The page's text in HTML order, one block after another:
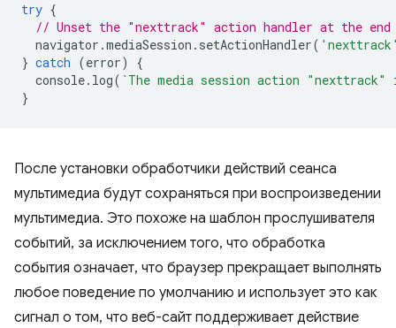
try {
// Unset the "nexttrack" action handler at the
navigator .mediaSession . setActionHandler(
} catch (error)
{
console. log( `The media session action
}
После установки обработчики действий сеанса
мультимедиа будут сохраняться при воспроизведении
мультимедиа. Это похоже на шаблон прослушивателя
событий, за исключением того, что обработка
события означает, что браузер прекращает выполнять
любое поведение по умолчанию и использует это как
сигнал о том, что веб-сайт поддерживает действие